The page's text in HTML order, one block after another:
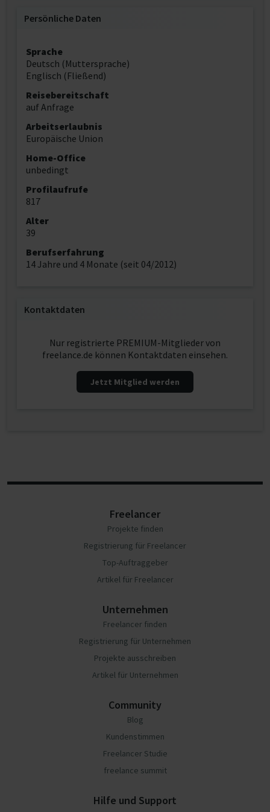
Persönliche Daten
Sprache
Deutsch (Muttersprache)
Englisch (Fließend)
Reisebereitschaft
auf Anfrage
Arbeitserlaubnis
Europäische Union
Home-Office
unbedingt
Profilaufrufe
817
Alter
39
Berufserfahrung
14 Jahre und 4 Monate (seit 04/2012)
Kontaktdaten
Nur registrierte PREMIUM-Mitglieder von
freelance.de können Kontaktdaten einsehen.
Jetzt Mitglied werden
Freelancer
Projekte finden
Registrierung für Freelancer
Top-Auftraggeber
Artikel für Freelancer
Unternehmen
Freelancer finden
Registrierung für Unternehmen
Projekte ausschreiben
Artikel für Unternehmen
Community
Blog
Kundenstimmen
Freelancer Studie
freelance summit
Hilfe und Support